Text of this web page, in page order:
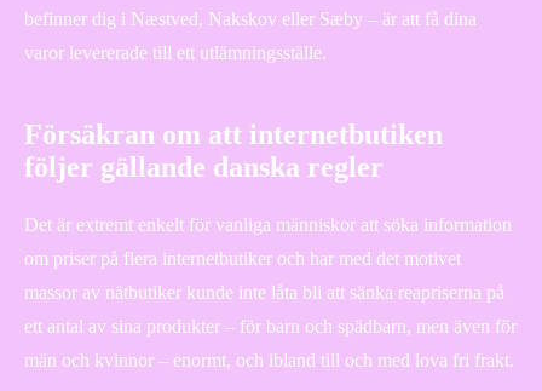
befinner dig i Næstved, Nakskov eller Sæby – är att få dina
varor levererade till ett utlämningsställe.
Försäkran om att internetbutiken
följer gällande danska regler
Det är extremt enkelt för vanliga människor att söka information
om priser på flera internetbutiker och har med det motivet
massor av nätbutiker kunde inte låta bli att sänka reapriserna på
ett antal av sina produkter – för barn och spädbarn, men även för
män och kvinnor – enormt, och ibland till och med lova fri frakt.